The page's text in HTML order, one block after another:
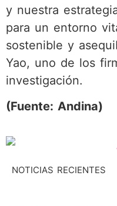
y nuestra
para un entorno
sostenible y
Yao, uno de los
investigación.
(Fuente: Andina)
NOTICIAS RECIENTES